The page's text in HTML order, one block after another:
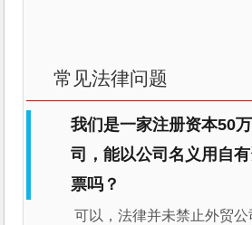
常见法律问题
我们是一家注册资本50
司，能以公司名义用自
票吗？
可以，法律并未禁止外贸